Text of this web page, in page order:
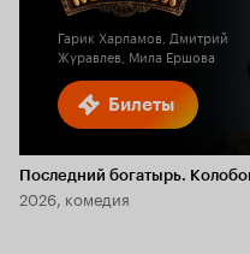
Билеты
Гарик Харламов, Дмитрий
Журавлев, Мила Ершова
Последний богатырь.
2026, комедия